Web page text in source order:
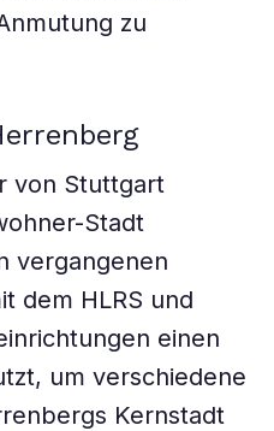
zu
von Stuttgart
Stadt
vergangenen
dem HLRS und
einen
um verschiedene
Kernstadt